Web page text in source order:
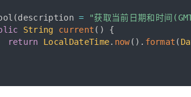
(description = "获取当前日期和时间
String current ( )
{
return
LocalDateTime. now( ) . format (